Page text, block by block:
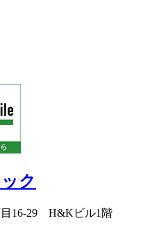
16-29 H&Kビル1階